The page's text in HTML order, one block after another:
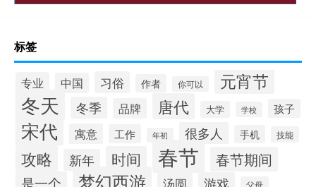
标签
专业 中国 习俗 作者 你可以 元宵节
冬天 冬季 品牌 唐代 大学 学校 孩子
宋代 寓意 工作 年初 很多人 手机 技能
攻略 新年 时间 春节 春节期间
是一个 梦幻西游 汤圆 游戏 父母